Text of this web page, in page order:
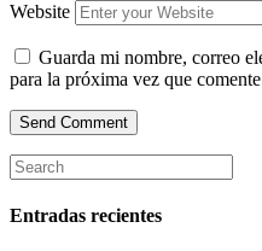
Website
Guarda mi nombre, correo
para la próxima vez que
Entradas recientes